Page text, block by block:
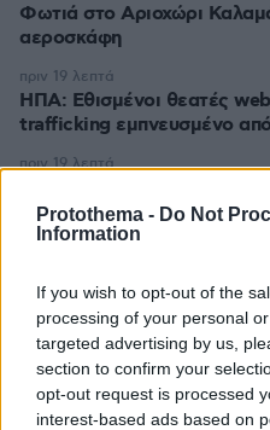
Protothema - Do Not
Information
If you wish to opt-out of the
processing of your personal
targeted advertising by us,
section to confirm your
opt-out request is processed
interest-based ads based on
Φωτιά στο Αριοχώρι
αεροσκάφη
ΗΠΑ: Εθισμένοι θεατές
trafficking εμπνευσμένο
πριν 19 λεπτά
Ο πάτος της κατσαρόλας
καθαρίζει σωστά μέσα και
πριν 19 λεπτά
δολοφονία της 38χρονης
δικαίωμα της σιωπής
Σχεδόν 16.000 ξένοι
ουκρανικές ένοπλες
πριν 24 λεπτά